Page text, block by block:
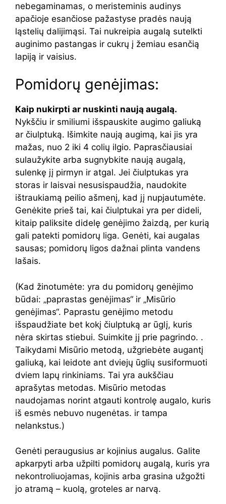
nebegaminamas, o meristeminis audinys
apačioje esančiose pažastyse pradės naują
ląstelių dalijimąsi. Tai nukreipia augalą sutelkti
auginimo pastangas ir cukrų į žemiau esančią
lapiją ir vaisius.
Pomidorų genėjimas:
Kaip nukirpti ar nuskinti naują augalą.
Nykščiu ir smiliumi išspauskite augimo galiuką
ar čiulptuką. Išimkite naują augimą, kai jis yra
mažas, nuo 2 iki 4 colių ilgio. Paprasčiausiai
sulaužykite arba sugnybkite naują augalą,
sulenkę jį pirmyn ir atgal. Jei čiulptukas yra
storas ir laisvai nesusispaudžia, naudokite
ištraukiamą peilio ašmenį, kad jį nupjautumėte.
Genėkite prieš tai, kai čiulptukai yra per dideli,
kitaip paliksite didelę genėjimo žaizdą, per kurią
gali patekti pomidorų liga. Genėti, kai augalas
sausas; pomidorų ligos dažnai plinta vandens
lašais.
(Kad žinotumėte: yra du pomidorų genėjimo
būdai: „paprastas genėjimas“ ir „Misūrio
genėjimas“. Paprastu genėjimo metodu
išspaudžiate bet kokį čiulptuką ar ūglį, kuris
nėra skirtas stiebui. Suimkite jį prie pagrindo. .
Taikydami Misūrio metodą, užgriebėte augantį
galiuką, kai leidote ant dviejų ūglių susiformuoti
dviem lapų rinkiniams. Tai yra aukščiau
aprašytas metodas. Misūrio metodas
naudojamas norint atgauti kontrolę augalo, kuris
iš esmės nebuvo nugenėtas. ir tampa
nelankstus.)
Genėti peraugusius ar kojinius augalus. Galite
apkarpyti arba užpilti pomidorų augalą, kuris yra
nekontroliuojamas, kojinis arba grasina užgožti
jo atramą – kuolą, groteles ar narvą.